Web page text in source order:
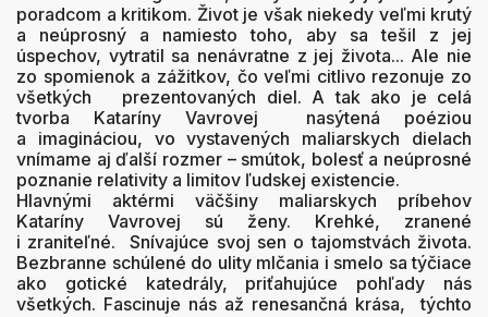
poradcom a kritikom. Život je však niekedy veľmi krutý
a neúprosný a namiesto toho, aby sa tešil z jej
úspechov, vytratil sa nenávratne z jej života... Ale nie
zo spomienok a zážitkov, čo veľmi citlivo rezonuje zo
všetkých prezentovaných diel. A tak ako je celá
tvorba Kataríny Vavrovej nasýtená poéziou
a imagináciou, vo vystavených maliarskych dielach
vnímame aj ďalší rozmer – smútok, bolesť a neúprosné
poznanie relativity a limitov ľudskej existencie.
Hlavnými aktérmi väčšiny maliarskych príbehov
Kataríny Vavrovej sú ženy. Krehké, zranené
i zraniteľné. Snívajúce svoj sen o tajomstvách života.
Bezbranne schúlené do ulity mlčania i smelo sa týčiace
ako gotické katedrály, priťahujúce pohľady nás
všetkých. Fascinuje nás až renesančná krása, týchto